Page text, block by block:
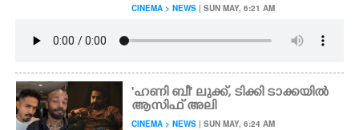
CINEMA > NEWS | SUN MAY, 6:21 AM
'ഹണി ബീ' ലുക്ക്, ടിക്കി ടാക്കയിൽ
ആസിഫ് അലി
CINEMA > NEWS | SUN MAY, 6:24 AM